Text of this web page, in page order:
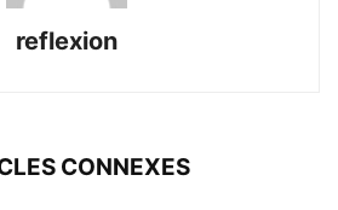
reflexion
CONNEXES